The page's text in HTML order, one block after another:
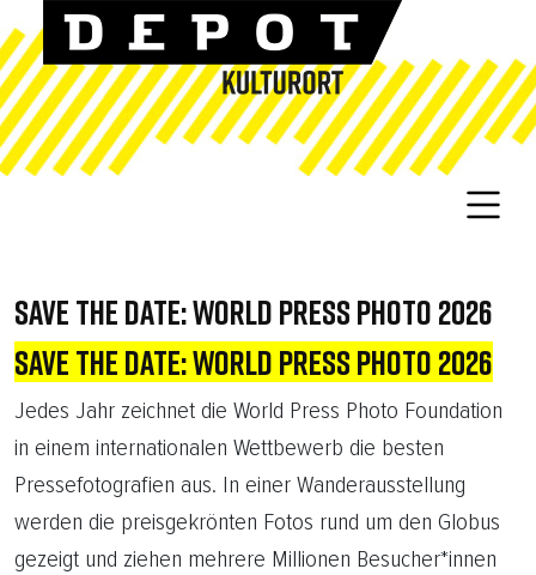
SAVE THE DATE: WORLD PRESS PHOTO 2026
SAVE THE DATE: WORLD PRESS PHOTO 2026
Jedes Jahr zeichnet die World Press Photo Foundation
in einem internationalen Wettbewerb die besten
Pressefotografien aus. In einer Wanderausstellung
werden die preisgekrönten Fotos rund um den Globus
gezeigt und ziehen mehrere Millionen Besucher*innen